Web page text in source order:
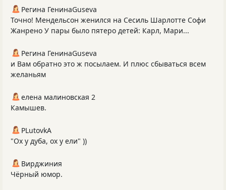
Регина ГенинаGuseva
Точно! Мендельсон женился на Сесиль Шарлотте Софи
Жанрено У пары было пятеро детей: Карл, Мари...
Регина ГенинаGuseva
и Вам обратно это ж посылаем. И плюс сбываться всем
желаньям
елена малиновская 2
Камышев.
PLutоvkА
"Ох у дуба, ох у ели" ))
Вирджиния
Чёрный юмор.